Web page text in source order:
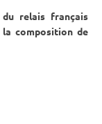
relaisfrançais
composition de